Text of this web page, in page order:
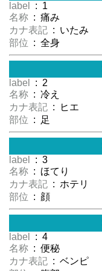
label
: 1
名称 : 痛み
カナ表記 : いたみ
部位 : 全身
label
: 2
名称 : 冷え
カナ表記 : ヒエ
部位 : 足
label
: 3
名称 : ほてり
カナ表記 : ホテリ
部位 : 顔
label
: 4
名称 : 便秘
カナ表記 : ベンピ